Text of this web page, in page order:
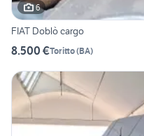
6
FIAT Doblò cargo
8.500 €Toritto(BA)